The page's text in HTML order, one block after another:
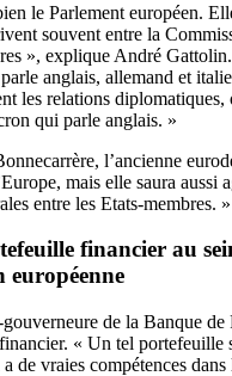
le Parlement européen.
souvent entre la
», explique André
anglais, allemand et
les relations
qui parle anglais. »
l’ancienne
mais elle saura aussi
entre les Etats-membres. »
financier au
européenne
gouverneure de la Banque
« Un tel portefeuille
de vraies compétences